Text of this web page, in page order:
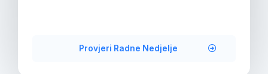
Provjeri Radne Nedjelje